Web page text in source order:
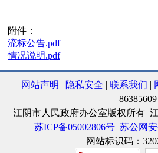
附件：
流标公告.pdf
情况说明.pdf
网站声明 | 隐私安全 | 联系我们 |
86385609
江阴市人民政府办公室版权所有
苏ICP备05002806号 苏公网安
网站标识码：